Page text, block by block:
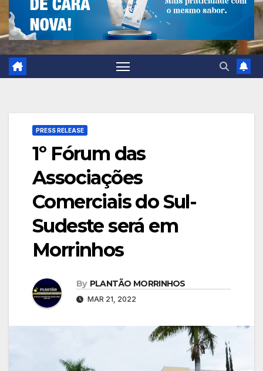
PRESS RELEASE
1º Fórum das
Associações
Comerciais do Sul-
Sudeste será em
Morrinhos
By PLANTÃO MORRINHOS
MAR 21, 2022